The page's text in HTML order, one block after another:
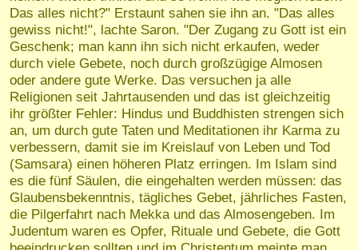
Das alles nicht?" Erstaunt sahen sie ihn an. "Das alles
gewiss nicht!", lachte Saron. "Der Zugang zu Gott ist ein
Geschenk; man kann ihn sich nicht erkaufen, weder
durch viele Gebete, noch durch großzügige Almosen
oder andere gute Werke. Das versuchen ja alle
Religionen seit Jahrtausenden und das ist gleichzeitig
ihr größter Fehler: Hindus und Buddhisten strengen sich
an, um durch gute Taten und Meditationen ihr Karma zu
verbessern, damit sie im Kreislauf von Leben und Tod
(Samsara) einen höheren Platz erringen. Im Islam sind
es die fünf Säulen, die eingehalten werden müssen: das
Glaubensbekenntnis, tägliches Gebet, jährliches Fasten,
die Pilgerfahrt nach Mekka und das Almosengeben. Im
Judentum waren es Opfer, Rituale und Gebete, die Gott